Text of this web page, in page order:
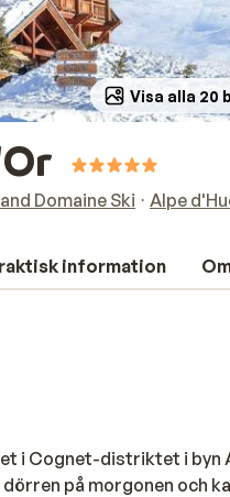
Visa alla 20
Domaine Ski Alpe
information
i Cognet-distriktet i byn
på morgonen och